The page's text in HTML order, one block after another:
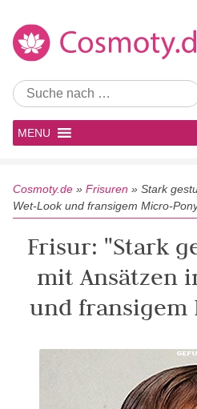
MENU
Cosmoty.de » Frisuren » Stark
Wet-Look und fransigem Micro-
Frisur: "Stark
mit Ansätzen
und fransigem